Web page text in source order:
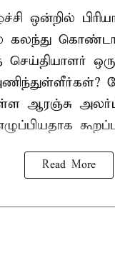
ஒன்றில்
கலந்து
செய்தியாளர்
ஆரஞ்சு
Read More